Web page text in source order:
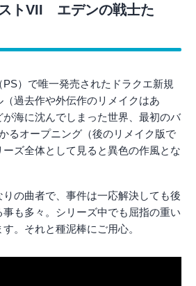
ストVII エデンの戦士た
）で唯一発売されたドラクエ新規
過去作や外伝作のリメイクはあ
が海に沈んでしまった世界、最初のバ
るオープニング（後のリメイク版で
ズ全体として見ると異色の作風とな
の曲者で、事件は一応解決しても後
も多々。シリーズ中でも屈指の重い
。それと種泥棒にご用心。